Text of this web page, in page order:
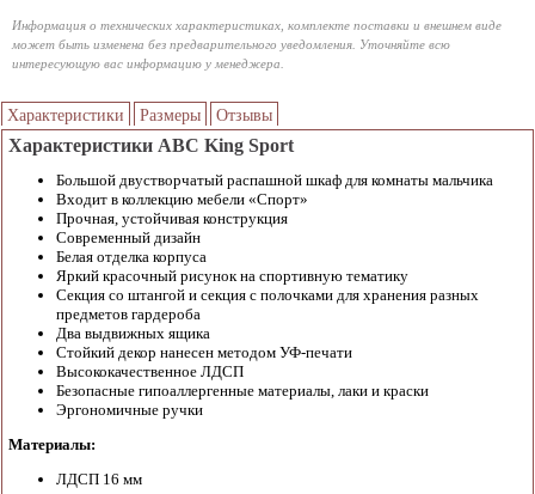
Информация о технических характеристиках, комплекте поставки и внешнем виде
может быть изменена без предварительного уведомления. Уточняйте всю
интересующую вас информацию у менеджера.
Характеристики Размеры Отзывы
Характеристики ABC King Sport
Большой двустворчатый распашной шкаф для комнаты мальчика
Входит в коллекцию мебели «Спорт»
Прочная, устойчивая конструкция
Современный дизайн
Белая отделка корпуса
Яркий красочный рисунок на спортивную тематику
Секция со штангой и секция с полочками для хранения разных
предметов гардероба
Два выдвижных ящика
Стойкий декор нанесен методом УФ-печати
Высококачественное ЛДСП
Безопасные гипоаллергенные материалы, лаки и краски
Эргономичные ручки
Материалы:
ЛДСП 16 мм